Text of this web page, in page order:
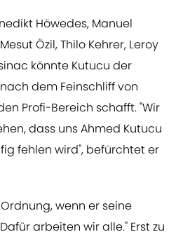
Höwedes, Manuel
Özil, Thilo Kehrer, Leroy
könnte Kutucu der
dem Feinschliff von
Profi-Bereich schafft. "Wir
dass uns Ahmed Kutucu
fehlen wird", befürchtet er
wenn er seine
arbeiten wir alle." Erst zu